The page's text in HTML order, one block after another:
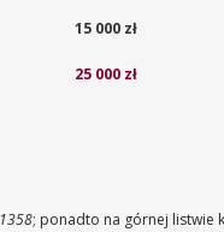
15 000 zł
25 000 zł
1358; ponadto na górnej listwie